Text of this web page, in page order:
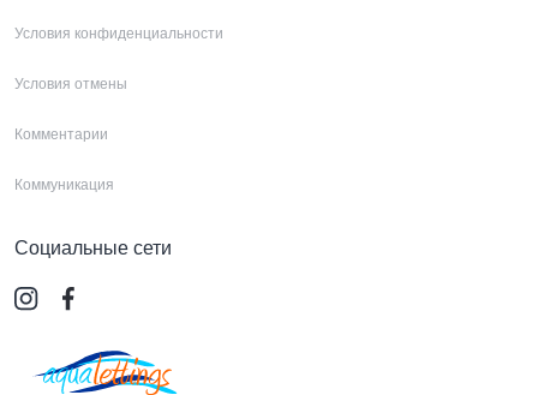
Условия конфиденциальности
Условия отмены
Комментарии
Коммуникация
Социальные сети